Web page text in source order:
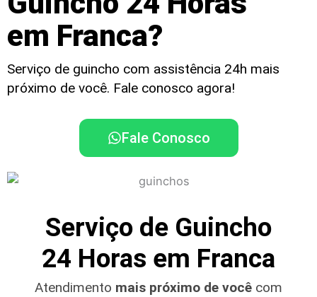
em Franca?
Serviço de guincho com assistência 24h mais
próximo de você. Fale conosco agora!
Fale Conosco
Serviço de Guincho
24 Horas em Franca
Atendimento mais próximo de você com